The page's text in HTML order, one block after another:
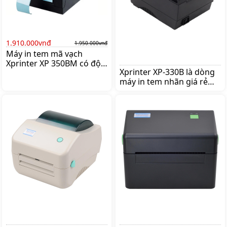
1.910.000vnđ 1.950.000vnđ
Máy in tem mã vạch
Xprinter XP 350BM có độ
Xprinter XP-330B là dòng
máy in tem nhãn giá rẻ
ứng các mô hình kinh
doanh vừa và nhỏ để tiết
kiệm chi phí đầu tư